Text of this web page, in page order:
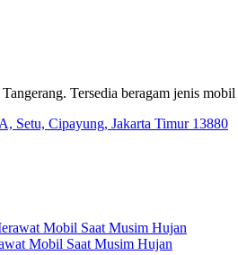
Tersedia beragam jenis
Setu, Cipayung, Jakarta Timur 13880
Mobil Saat Musim Hujan